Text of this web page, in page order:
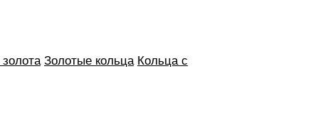
Золотые кольца Кольца с